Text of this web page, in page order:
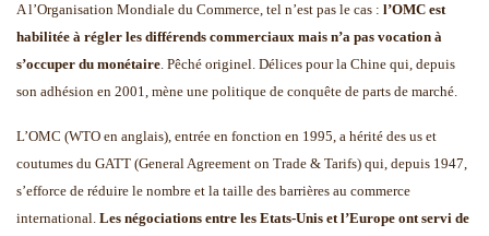
A l’Organisation Mondiale du Commerce, tel n’est pas le cas : l’OMC est
habilitée à régler les différends commerciaux mais n’a pas vocation à
s’occuper du monétaire. Pêché originel. Délices pour la Chine qui, depuis
son adhésion en 2001, mène une politique de conquête de parts de marché.
L’OMC (WTO en anglais), entrée en fonction en 1995, a hérité des us et
coutumes du GATT (General Agreement on Trade & Tarifs) qui, depuis 1947,
s’efforce de réduire le nombre et la taille des barrières au commerce
international. Les négociations entre les Etats-Unis et l’Europe ont servi de